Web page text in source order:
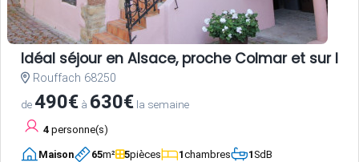
Idéal séjour en Alsace, proche Colmar et sur la
Rouffach 68250
de490€ à 630€ la semaine
4 personne(s)
Maison 65m² 5pièces 1chambres 1SdB